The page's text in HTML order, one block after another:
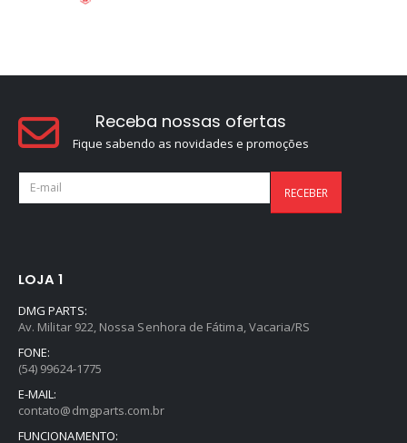
Receba nossas ofertas
Fique sabendo as novidades e promoções
LOJA 1
DMG PARTS:
Av. Militar 922, Nossa Senhora de Fátima, Vacaria/RS
FONE:
(54) 99624-1775
E-MAIL:
contato@dmgparts.com.br
FUNCIONAMENTO: